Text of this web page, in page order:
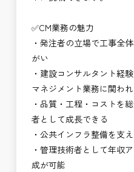
・河川巡視支援業務
・道路許認可審査・適
・調査設計資料作成業務
・施工体制調査員
・建設プロジェクト・
・PM業務、CM業務
※応募書類等の送付方法
Ｅメールで送付
頂きたいと思います。
✅CM業務の魅力
・発注者の立場で工事全
がい
・建設コンサルタント経
マネジメント業務に関わ
・品質・工程・コストを
者として成長できる
・公共インフラ整備を支
・管理技術者として年収
成が可能